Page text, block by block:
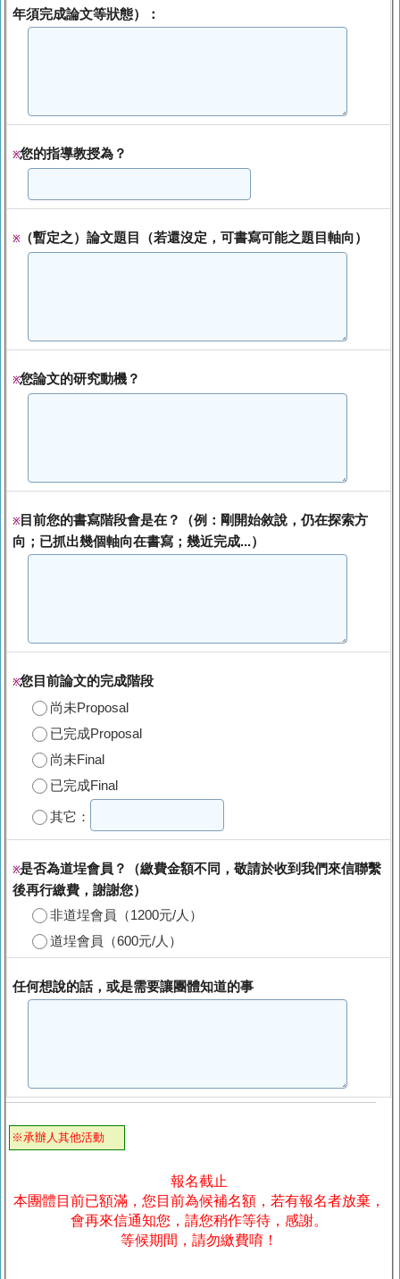
年須完成論文等狀態）：
※您的指導教授為？
※（暫定之）論文題目（若還沒定，可書寫可能之題目軸向）
※您論文的研究動機？
※目前您的書寫階段會是在？（例：剛開始敘說，仍在探索方
向；已抓出幾個軸向在書寫；幾近完成...）
※您目前論文的完成階段
尚未Proposal
已完成Proposal
尚未Final
已完成Final
其它：
※是否為道埕會員？（繳費金額不同，敬請於收到我們來信聯繫
後再行繳費，謝謝您）
非道埕會員（1200元/人）
道埕會員（600元/人）
任何想說的話，或是需要讓團體知道的事
※承辦人其他活動
報名截止
本團體目前已額滿，您目前為候補名額，若有報名者放棄，
會再來信通知您，請您稍作等待，感謝。
等候期間，請勿繳費唷！